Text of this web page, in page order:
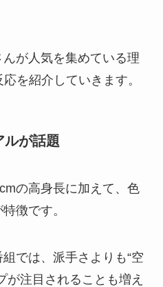
が人気を集めている理
を紹介していきます。
ルが話題
の高身長に加えて、色
徴です。
では、派手さよりも“空
が注目されることも増え